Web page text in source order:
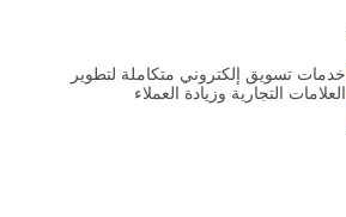
خدمات تسويق إلكتروني متكاملة لتطوير
العلامات التجارية وزيادة العملاء